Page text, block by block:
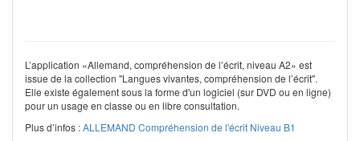
L’application «Allemand, compréhension de l’écrit, niveau A2» est
issue de la collection "Langues vivantes, compréhension de l’écrit".
Elle existe également sous la forme d'un logiciel (sur DVD ou en ligne)
pour un usage en classe ou en libre consultation.
Plus d’infos :ALLEMAND Compréhension de l'écrit Niveau B1